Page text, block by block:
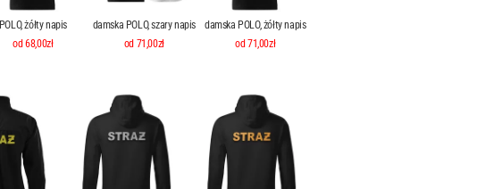
POLO, żółty napis
od 68,00zł
damska POLO, szary napis
od 71,00zł
damska POLO, żółty napis
od 71,00zł